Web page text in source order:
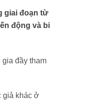
giai đoạn từ
động và bi
gia đầy tham
giả khác ở